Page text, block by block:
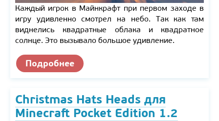
Каждый игрок в Майнкрафт при первом заходе в
игру удивленно смотрел на небо. Так как там
виднелись квадратные облака и квадратное
солнце. Это вызывало большое удивление.
Подробнее
Christmas Hats Heads для
Minecraft Pocket Edition 1.2